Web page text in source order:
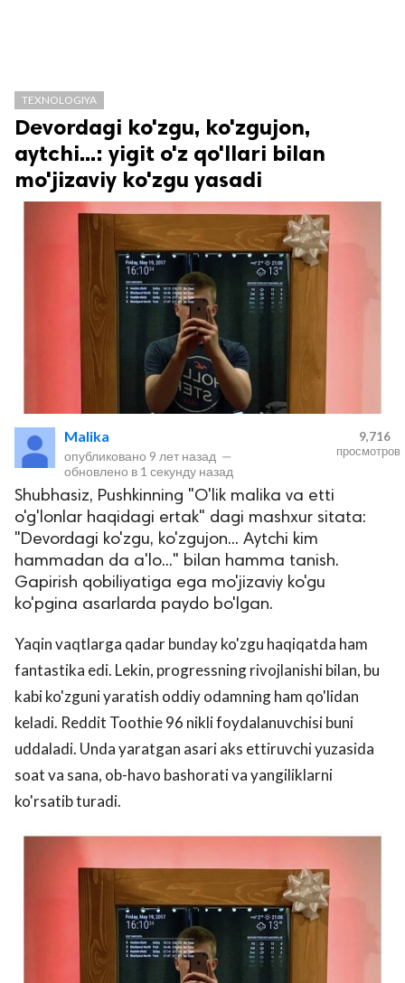
защищены.
TEXNOLOGIYA
Devordagi ko'zgu, ko'zgujon,
aytchi...: yigit o'z qo'llari bilan
mo'jizaviy ko'zgu yasadi
Malika
опубликовано 9 лет назад —
обновлено в 1 секунду назад
9,716
просмотров
Shubhasiz, Pushkinning "O'lik malika va etti
o'g'lonlar haqidagi ertak" dagi mashxur sitata:
"Devordagi ko'zgu, ko'zgujon... Aytchi kim
hammadan da a'lo..." bilan hamma tanish.
Gapirish qobiliyatiga ega mo'jizaviy ko'gu
ko'pgina asarlarda paydo bo'lgan.
Yaqin vaqtlarga qadar bunday ko'zgu haqiqatda ham
fantastika edi. Lekin, progressning rivojlanishi bilan, bu
kabi ko'zguni yaratish oddiy odamning ham qo'lidan
keladi. Reddit Toothie 96 nikli foydalanuvchisi buni
uddaladi. Unda yaratgan asari aks ettiruvchi yuzasida
soat va sana, ob-havo bashorati va yangiliklarni
ko'rsatib turadi.